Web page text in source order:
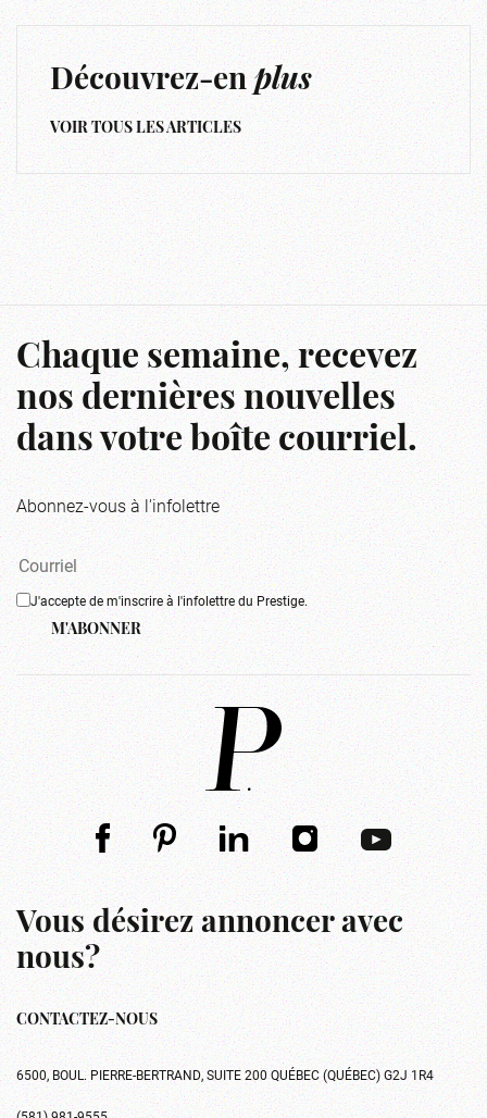
Découvrez-enplus
VOIR TOUS LES ARTICLES
Chaque semaine, recevez
nos dernières nouvelles
dans votre boîte courriel.
Abonnez-vous à l'infolettre
J'accepte de m'inscrire à l'infolettre du Prestige.
M'ABONNER
Vous désirez annoncer avec
nous?
CONTACTEZ-NOUS
6500, BOUL. PIERRE-BERTRAND, SUITE 200 QUÉBEC (QUÉBEC) G2J 1R4